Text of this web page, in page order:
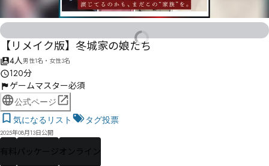
【リメイク版】冬城家の娘たち
4人男性1名・女性3名
120分
ゲームマスター必須
公式ページ
気になるリスト
タグ投票
2025年08月13日公開
有料 パッケージ オンライン